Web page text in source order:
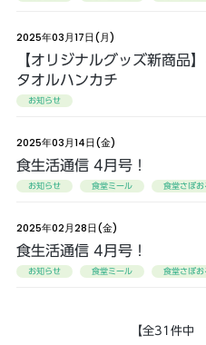
2025年03月17日(月)
【オリジナルグッズ新商品
タオルハンカチ
お知らせ
2025年03月14日(金)
食生活通信 4月号！
お知らせ 食堂ミール 食堂さぼお
2025年02月28日(金)
食生活通信 4月号！
お知らせ 食堂ミール 食堂さぼお
【全31件中